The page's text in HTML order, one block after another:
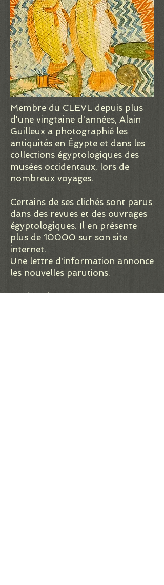
Membre du CLEVL depuis plus
d'une vingtaine d'années, Alain
Guilleux a photographié les
antiquités en Égypte et dans les
collections égyptologiques des
musées occidentaux, lors de
nombreux voyages.
Certains de ses clichés sont parus
dans des revues et des ouvrages
égyptologiques. Il en présente
plus de 10000 sur son site
internet.
Une lettre d'information annonce
les nouvelles parutions.